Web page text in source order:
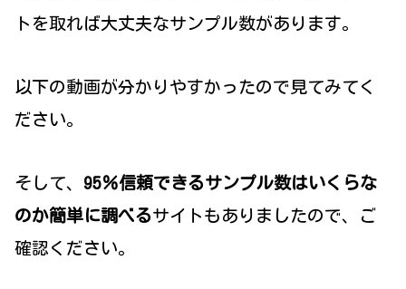
トを取れば大丈夫なサンプル数があります。
以下の動画が分かりやすかったので見てみてく
ださい。
そして、 95％信頼できるサンプル数はいくらな
のか簡単に調べるサイトもありましたので、ご
確認ください。